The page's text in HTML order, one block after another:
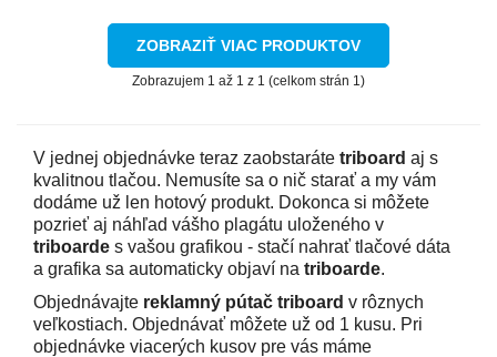
ZOBRAZIŤ VIAC PRODUKTOV
Zobrazujem 1 až 1 z 1 (celkom strán 1)
V jednej objednávke teraz zaobstaráte triboard aj s
kvalitnou tlačou. Nemusíte sa o nič starať a my vám
dodáme už len hotový produkt. Dokonca si môžete
pozrieť aj náhľad vášho plagátu uloženého v
triboarde s vašou grafikou - stačí nahrať tlačové dáta
a grafika sa automaticky objaví na triboarde.
Objednávajte reklamný pútač triboard v rôznych
veľkostiach. Objednávať môžete už od 1 kusu. Pri
objednávke viacerých kusov pre vás máme